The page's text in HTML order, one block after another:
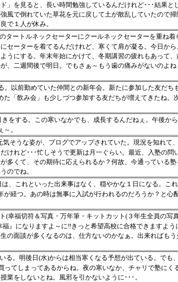
」を見ると、長い時間勉強しているんだけれど･･･結果と
風で倒れていた草花を元に戻して土が散乱していたので掃
で１人が休み。
ートルネックセーターにクールネックセーターを重ね着
セーターを着てるんだけれど、寒くて肩が凝る。今日から
うにする。年末年始にかけて、冬期講習の疲れもあって、
、二週間後で明日。でもさぁ～もう歯の痛みがないのよね
以前勤めていた仲間との新年会。新たに参加した友だち
「飲み会」も少しづつ参加する友だちが増えてきたね。
する。この寒いなかでも、成長するんだねぇ。午後から
。
そうな姿が、ブログでアップされていた。現況を知れて
けれど･･･忙しそうで更新は月一ぐらい。最近、入塾の問
多くて、その期待に応えられるか？何故、今通っている塾
のでね。
、これといった出来事はなく、穏やかな１日になる。こ
経つ。あの時は無事に入試が行われるのだろうか？と心
福切符＆写真・万年筆・キットカット(３年生全員の写
』になりますよ～に‼きっと希望高校に合格できますよう
の面談が多くなるのは、仕方ないのかなぁ。出来ればもう
。明後日(水)からは相当寒くなる予想が出ている。でも
ってしまってあるからね。夜の寒いなか、チャリで塾にく
業をしないとね。風邪を引かないように･･･。